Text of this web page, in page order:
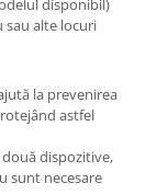
disponibil)
sau alte locuri
la prevenirea
astfel
dispozitive,
sunt necesare